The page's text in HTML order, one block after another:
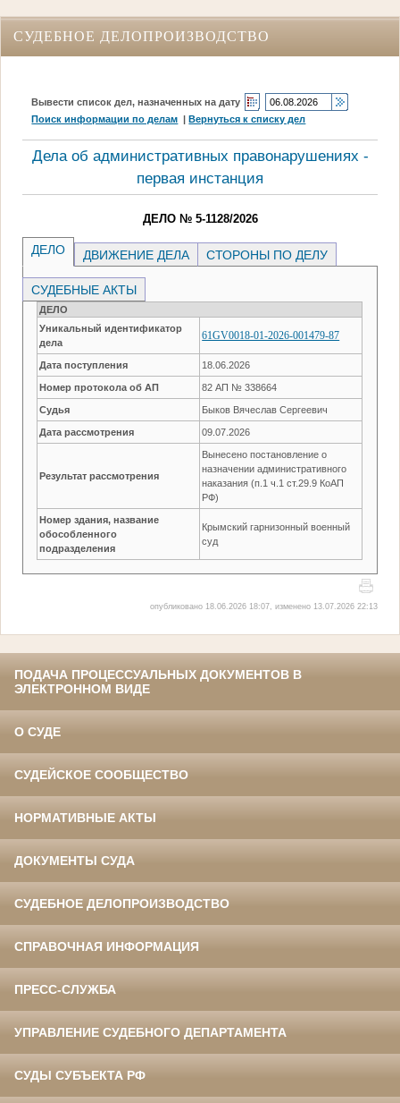
СУДЕБНОЕ ДЕЛОПРОИЗВОДСТВО
Вывести список дел, назначенных на дату
Поиск информации по делам |Вернуться к списку дел
Дела об административных правонарушениях -
первая инстанция
ДЕЛО № 5-1128/2026
ДЕЛО ДВИЖЕНИЕ ДЕЛА СТОРОНЫ ПО ДЕЛУ
СУДЕБНЫЕ АКТЫ
ДЕЛО
Уникальный идентификатор
дела
61GV0018-01-2026-001479-87
Дата поступления 18.06.2026
Номер протокола об АП 82 АП № 338664
Судья Быков Вячеслав Сергеевич
Дата рассмотрения 09.07.2026
Результат рассмотрения
Вынесено постановление о
назначении административного
наказания (п.1 ч.1 ст.29.9 КоАП
РФ)
Номер здания, название
обособленного
подразделения
Крымский гарнизонный военный
суд
опубликовано 18.06.2026 18:07, изменено 13.07.2026 22:13
ПОДАЧА ПРОЦЕССУАЛЬНЫХ ДОКУМЕНТОВ В
ЭЛЕКТРОННОМ ВИДЕ
О СУДЕ
СУДЕЙСКОЕ СООБЩЕСТВО
НОРМАТИВНЫЕ АКТЫ
ДОКУМЕНТЫ СУДА
СУДЕБНОЕ ДЕЛОПРОИЗВОДСТВО
СПРАВОЧНАЯ ИНФОРМАЦИЯ
ПРЕСС-СЛУЖБА
УПРАВЛЕНИЕ СУДЕБНОГО ДЕПАРТАМЕНТА
СУДЫ СУБЪЕКТА РФ